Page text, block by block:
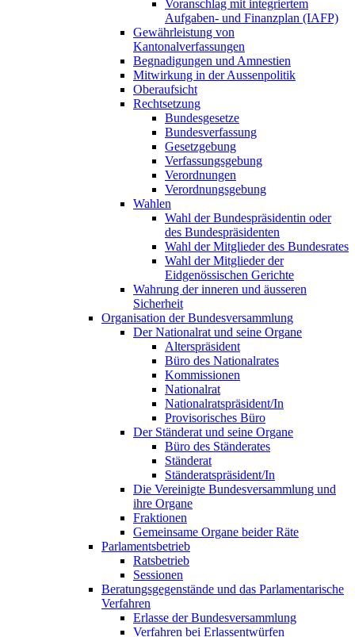
Voranschlag mit integriertem
Aufgaben- und Finanzplan (IAFP)
Gewährleistung von
Kantonalverfassungen
Begnadigungen und Amnestien
Mitwirkung in der Aussenpolitik
Oberaufsicht
Rechtsetzung
Bundesgesetze
Bundesverfassung
Gesetzgebung
Verfassungsgebung
Verordnungen
Verordnungsgebung
Wahlen
Wahl der Bundespräsidentin oder
des Bundespräsidenten
Wahl der Mitglieder des Bundesrates
Wahl der Mitglieder der
Eidgenössischen Gerichte
Wahrung der inneren und äusseren
Sicherheit
Organisation der Bundesversammlung
Der Nationalrat und seine Organe
Alterspräsident
Büro des Nationalrates
Kommissionen
Nationalrat
Nationalratspräsident/In
Provisorisches Büro
Der Ständerat und seine Organe
Büro des Ständerates
Ständerat
Ständeratspräsident/In
Die Vereinigte Bundesversammlung und
ihre Organe
Fraktionen
Gemeinsame Organe beider Räte
Parlamentsbetrieb
Ratsbetrieb
Sessionen
Beratungsgegenstände und das Parlamentarische
Verfahren
Erlasse der Bundesversammlung
Verfahren bei Erlassentwürfen